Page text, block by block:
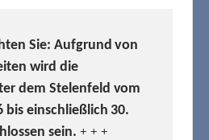
Sie: Aufgrund von
wird die
dem Stelenfeld vom
bis einschließlich 30.
sein. + + +